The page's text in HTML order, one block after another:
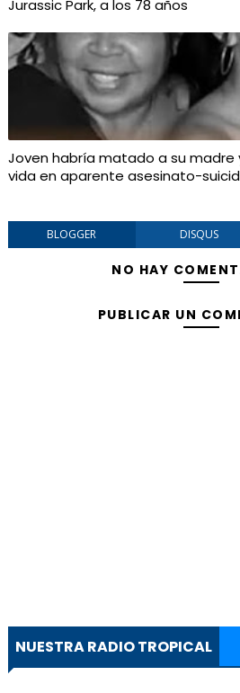
Jurassic Park, a los 78 años
Joven habría matado a su madre
vida en aparente asesinato-
BLOGGER DISQUS
NO HAY
PUBLICAR UN
NUESTRA RADIO TROPICAL